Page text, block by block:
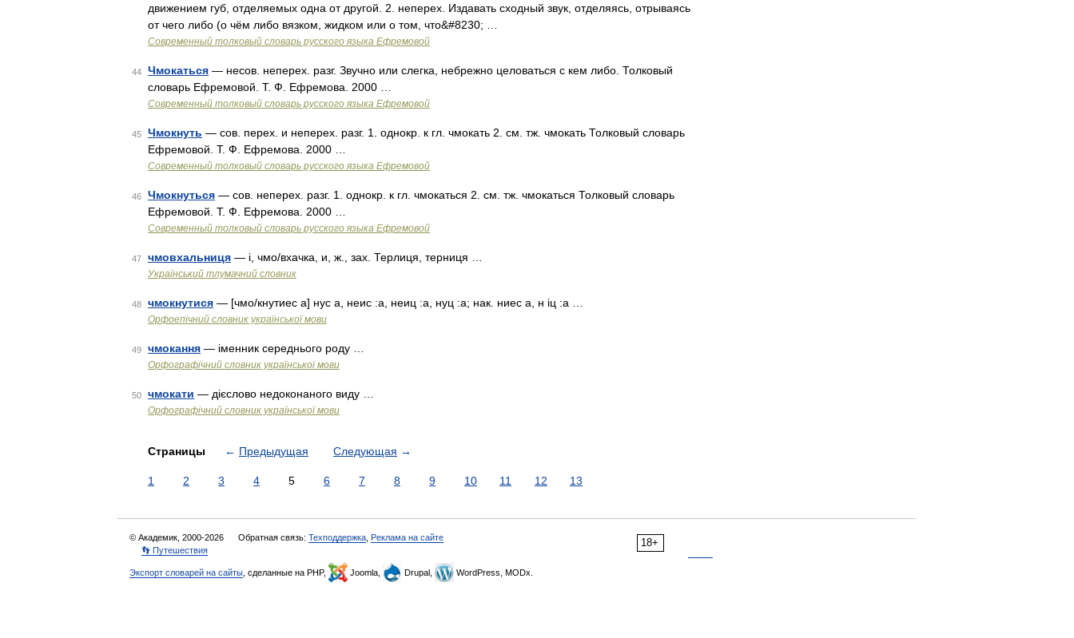
движением губ, отделяемых одна от другой. 2. неперех. Издавать сходный звук, отделяясь, отрываясь
от чего либо (о чём либо вязком, жидком или о том, что&#8230; …
Современный толковый словарь русского языка Ефремовой
44 Чмокаться — несов. неперех. разг. Звучно или слегка, небрежно целоваться с кем либо. Толковый
словарь Ефремовой. Т. Ф. Ефремова. 2000 …
Современный толковый словарь русского языка Ефремовой
45 Чмокнуть — сов. перех. и неперех. разг. 1. однокр. к гл. чмокать 2. см. тж. чмокать Толковый словарь
Ефремовой. Т. Ф. Ефремова. 2000 …
Современный толковый словарь русского языка Ефремовой
46 Чмокнуться — сов. неперех. разг. 1. однокр. к гл. чмокаться 2. см. тж. чмокаться Толковый словарь
Ефремовой. Т. Ф. Ефремова. 2000 …
Современный толковый словарь русского языка Ефремовой
47 чмовхальниця — і, чмо/вхачка, и, ж., зах. Терлиця, терниця …
Український тлумачний словник
48 чмокнутися — [чмо/кнутиес а] нус а, неис :а, неиц :а, нуц :а; нак. ниес а, н іц :а …
Орфоепічний словник української мови
49 чмокання — іменник середнього роду …
Орфографічний словник української мови
50 чмокати — дієслово недоконаного виду …
Орфографічний словник української мови
Страницы ← Предыдущая Следующая →
1 2 3 4 5 6 7 8 9 10 11 12 13
18+
© Академик, 2000-2026 Обратная связь: Техподдержка Реклама на сайте
👣 Путешествия
Экспорт словарей на сайты , сделанные на PHP, Joomla, Drupal, WordPress, MODx.